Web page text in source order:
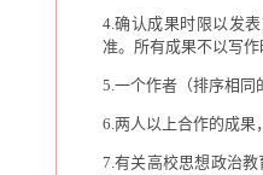
4.确认成果时限以发
准。所有成果不以写
5.一个作者（排序相同
6.两人以上合作的成果
7.有关高校思想政治